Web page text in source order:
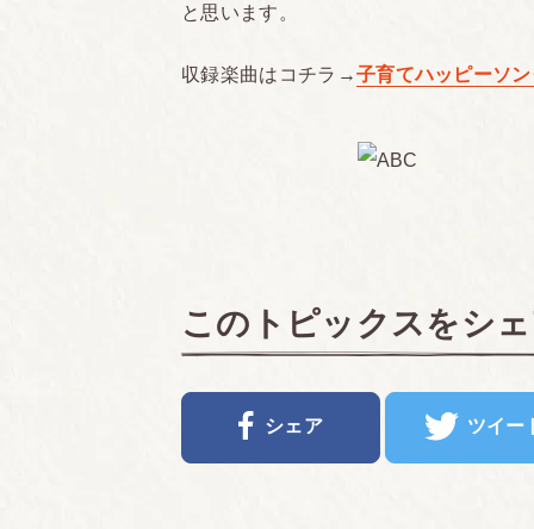
と思います。
収録楽曲はコチラ→子育てハッピーソ
このトピックスをシ
シェア ツイー